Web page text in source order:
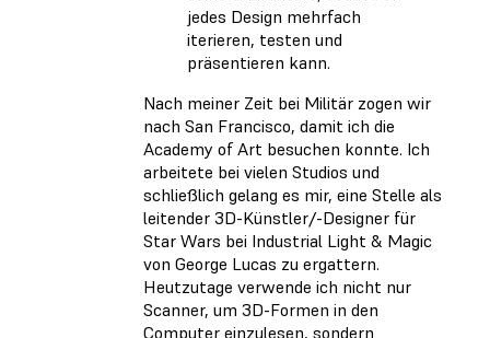
jedes Design mehrfach
iterieren, testen und
präsentieren kann.
Nach meiner Zeit bei Militär zogen wir
nach San Francisco, damit ich die
Academy of Art besuchen konnte. Ich
arbeitete bei vielen Studios und
schließlich gelang es mir, eine Stelle als
leitender 3D-Künstler/-Designer für
Star Wars bei Industrial Light & Magic
von George Lucas zu ergattern.
Heutzutage verwende ich nicht nur
Scanner, um 3D-Formen in den
Computer einzulesen, sondern